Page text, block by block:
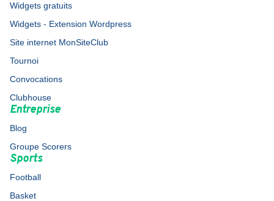
Widgets gratuits
Widgets - Extension Wordpress
Site internet MonSiteClub
Tournoi
Convocations
Clubhouse
Entreprise
Blog
Groupe Scorers
Sports
Football
Basket